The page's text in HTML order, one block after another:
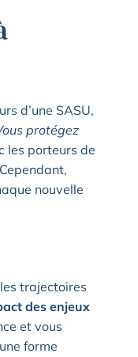
d’une SASU,
protégez
les porteurs de
nouvelle
trajectoires
des enjeux
et vous
forme